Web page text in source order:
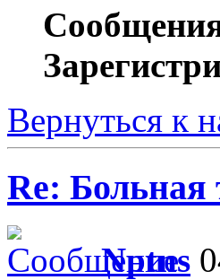
Вернуться к
Re:
Nptns